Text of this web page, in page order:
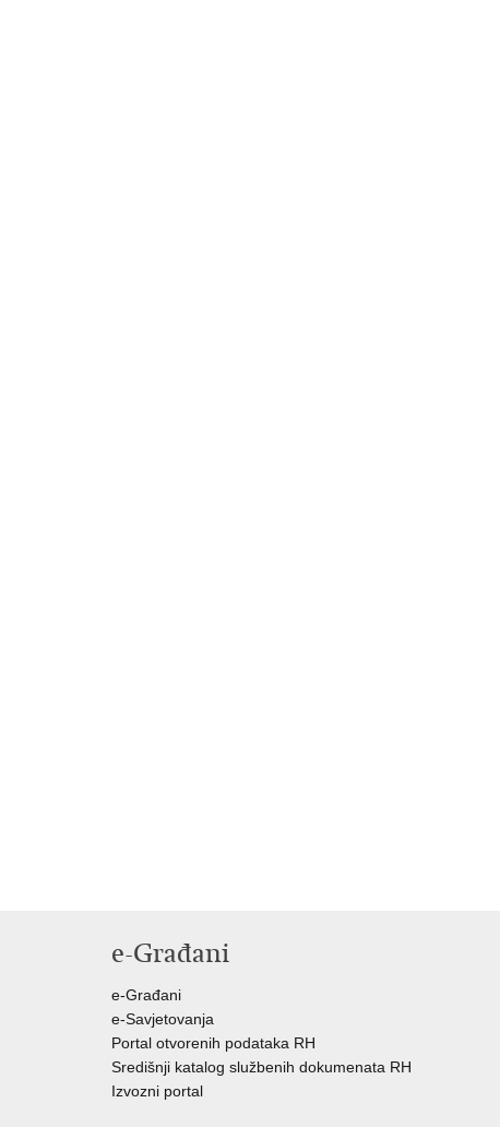
e-Građani
e-Građani
e-Savjetovanja
Portal otvorenih podataka RH
Središnji katalog službenih dokumenata RH
Izvozni portal